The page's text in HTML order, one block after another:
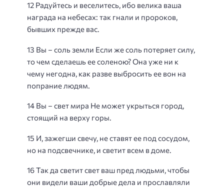
12 Радуйтесь и веселитесь, ибо велика ваша
награда на небесах: так гнали и пророков,
бывших прежде вас.
13 Вы – соль земли Если же соль потеряет силу,
то чем сделаешь ее соленою? Она уже ни к
чему негодна, как разве выбросить ее вон на
попрание людям.
14 Вы – свет мира Не может укрыться город,
стоящий на верху горы.
15 И, зажегши свечу, не ставят ее под сосудом,
но на подсвечнике, и светит всем в доме.
16 Так да светит свет ваш пред людьми, чтобы
они видели ваши добрые дела и прославляли